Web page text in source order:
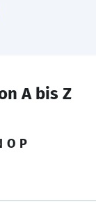
A bis Z
O P